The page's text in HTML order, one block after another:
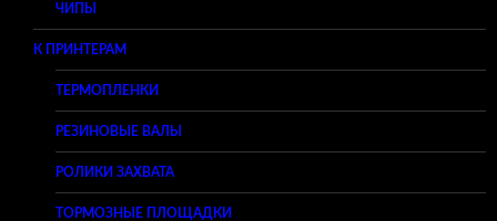
ЧИПЫ
К ПРИНТЕРАМ
ТЕРМОПЛЕНКИ
РЕЗИНОВЫЕ ВАЛЫ
РОЛИКИ ЗАХВАТА
ТОРМОЗНЫЕ ПЛОЩАДКИ